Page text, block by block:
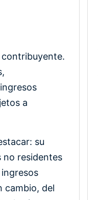
contribuyente.
a
su
no residentes
cambio, del